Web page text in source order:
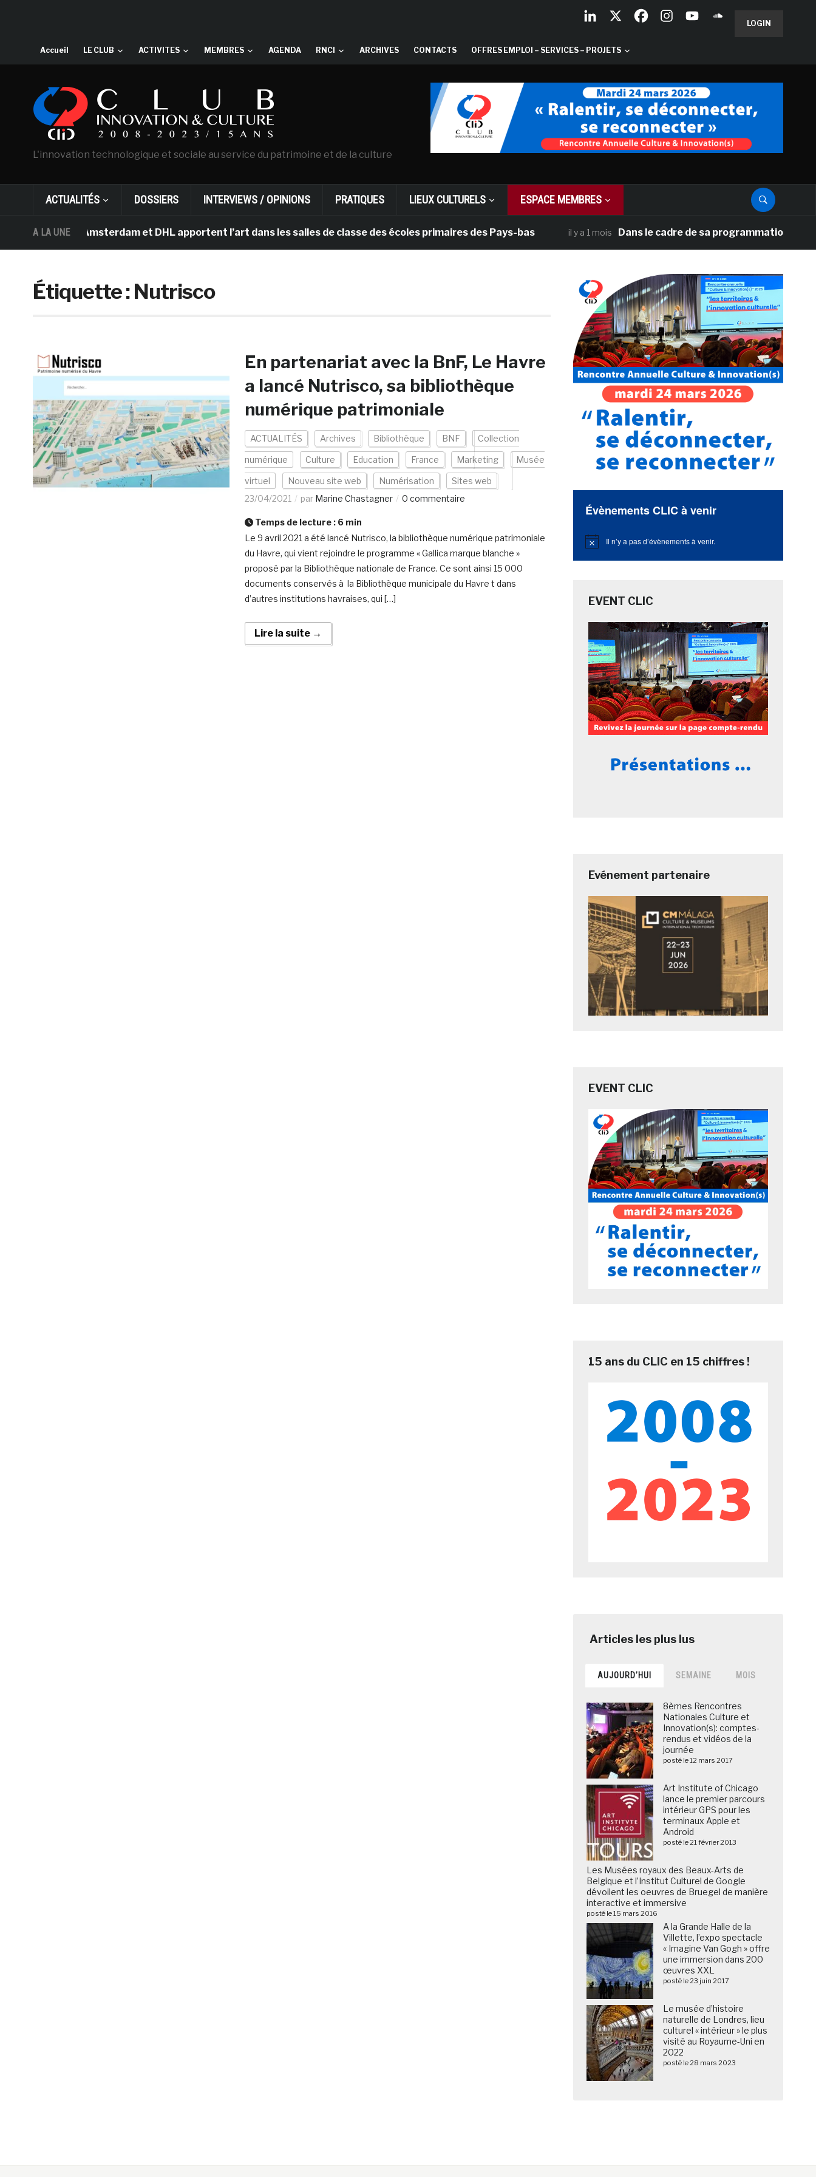
LOGIN
Accueil LE CLUB ACTIVITES MEMBRES AGENDA RNCI ARCHIVES CONTACTS OFFRES EMPLOI – SERVICES – PROJETS
L'innovation technologique et sociale au service du patrimoine et de la culture
ACTUALITÉS DOSSIERS INTERVIEWS / OPINIONS PRATIQUES LIEUX CULTURELS ESPACE MEMBRES
A LA UNE
Gogh d’Amsterdam et DHL apportent l’art dans les salles de classe des écoles primaires des Pays-bas il y a 1 mois Dans le cadre de sa programmation
Étiquette :Nutrisco
En partenariat avec la BnF, Le Havre
a lancé Nutrisco, sa bibliothèque
numérique patrimoniale
ACTUALITÉS Archives Bibliothèque BNF Collection
numérique Culture Education France Marketing Musée
virtuel Nouveau site web Numérisation
Sites web
23/04/2021
par Marine Chastagner 0 commentaire
Temps de lecture : 6 min
Le 9 avril 2021 a été lancé Nutrisco, la bibliothèque numérique patrimoniale
du Havre, qui vient rejoindre le programme « Gallica marque blanche »
proposé par la Bibliothèque nationale de France. Ce sont ainsi 15 000
documents conservés à la Bibliothèque municipale du Havre t dans
d’autres institutions havraises, qui […]
Lire la suite →
Évènements CLIC à venir
Notice Il n’y a pas d’évènements à venir.
EVENT CLIC
Evénement partenaire
EVENT CLIC
15 ans du CLIC en 15 chiffres !
AUJOURD’HUI SEMAINE MOIS
8èmes Rencontres
Nationales Culture et
Innovation(s): comptes-
rendus et vidéos de la
journée
posté le 12 mars 2017
Art Institute of Chicago
lance le premier parcours
intérieur GPS pour les
terminaux Apple et
Android
posté le 21 février 2013
Les Musées royaux des Beaux-Arts de
Belgique et l’Institut Culturel de Google
dévoilent les oeuvres de Bruegel de manière
interactive et immersive
posté le 15 mars 2016
A la Grande Halle de la
Villette, l’expo spectacle
« Imagine Van Gogh » offre
une immersion dans 200
œuvres XXL
posté le 23 juin 2017
Le musée d’histoire
naturelle de Londres, lieu
culturel « intérieur » le plus
visité au Royaume-Uni en
2022
posté le 28 mars 2023